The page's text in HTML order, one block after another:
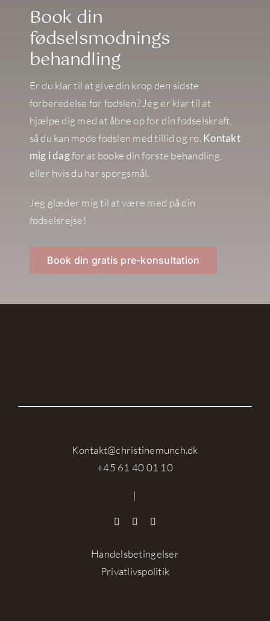
Book din
fødselsmodnings
behandling
Er du klar til at give din krop den sidste
forberedelse før fødslen? Jeg er klar til at
hjælpe dig med at åbne op for din fødselskraft,
så du kan møde fødslen med tillid og ro.Kontakt
mig i dagfor at booke din første behandling,
eller hvis du har spørgsmål.
Jeg glæder mig til at være med på din
fødselsrejse!
Book din gratis pre-konsultation
Kontakt@christinemunch.dk
+45 61 40 01 10
|
Handelsbetingelser
Privatlivspolitik